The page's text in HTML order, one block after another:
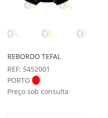
REBORDO TEFAL
REF: 5452001
PORTO
Preço sob consulta